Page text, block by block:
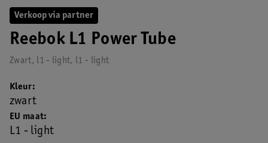
Verkoop via partner
Reebok L1 Power Tube
Zwart, l1 - light, l1 - light
EU maat
L1 - light
Kleur
zwart